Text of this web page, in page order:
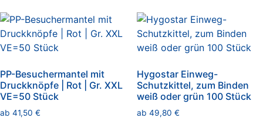
mehrere
Varianten
auf.
können
der
PP-Besuchermantel mit
Druckknöpfe | Rot | Gr. XXL
VE=50 Stück
ab 41,50 €
Hygostar Einweg-
Schutzkittel, zum Binden
weiß oder grün 100 Stück
ab 49,80 €